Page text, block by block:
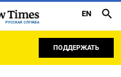
РУССКАЯ СЛУЖБА
EN
ПОДДЕРЖАТЬ